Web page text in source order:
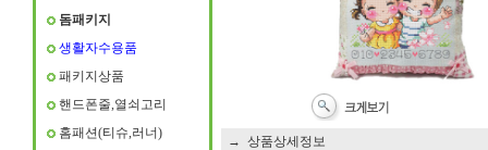
돔패키지
생활자수용품
패키지상품
핸드폰줄,열쇠고리
홈패션(티슈,러너)
→ 상품상세정보